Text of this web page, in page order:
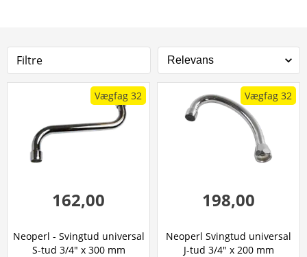
Filtre
Vægfag 32
162,00
Neoperl - Svingtud universal
S-tud 3/4" x 300 mm
Vægfag 32
198,00
Neoperl Svingtud universal
J-tud 3/4" x 200 mm